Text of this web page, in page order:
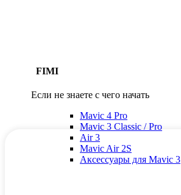
FIMI
Если не знаете с чего начать
Mavic 4 Pro
Mavic 3 Classic / Pro
Air 3
Mavic Air 2S
Аксессуары для Mavic 3